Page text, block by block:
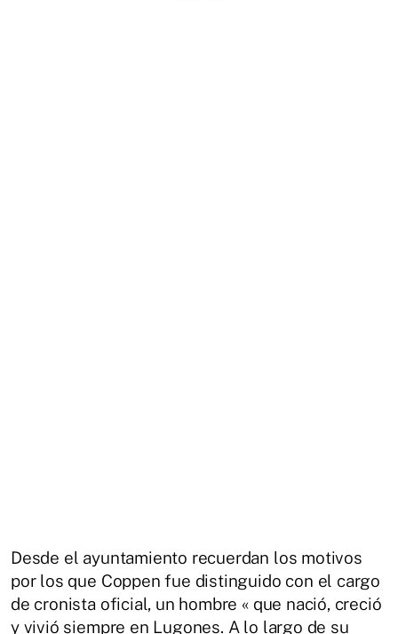
Desde el ayuntamiento recuerdan los motivos
por los que Coppen fue distinguido con el cargo
de cronista oficial, un hombre « que nació, creció
y vivió siempre en Lugones. A lo largo de su